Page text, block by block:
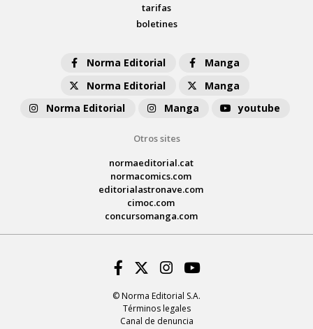
tarifas
boletines
Norma Editorial
Manga
Norma Editorial
Manga
Norma Editorial
Manga youtube
Otros sites
normaeditorial.cat
normacomics.com
editorialastronave.com
cimoc.com
concursomanga.com
© Norma Editorial S.A.
Términos legales
Canal de denuncia
Facebook
Twitter
Instagram
Youtube